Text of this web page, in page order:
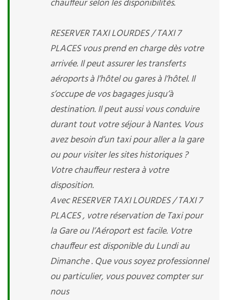
chauffeur selon les disponibilités.
RESERVER TAXI LOURDES / TAXI 7
PLACES vous prend en charge dès votre
arrivée. Il peut assurer les transferts
aéroports à l’hôtel ou gares à l’hôtel. Il
s’occupe de vos bagages jusqu’à
destination. Il peut aussi vous conduire
durant tout votre séjour à Nantes. Vous
avez besoin d’un taxi pour aller a la gare
ou pour visiter les sites historiques ?
Votre chauffeur restera à votre
disposition.
Avec RESERVER TAXI LOURDES / TAXI 7
PLACES , votre réservation de Taxi pour
la Gare ou l’Aéroport est facile. Votre
chauffeur est disponible du Lundi au
Dimanche . Que vous soyez professionnel
ou particulier, vous pouvez compter sur
nous